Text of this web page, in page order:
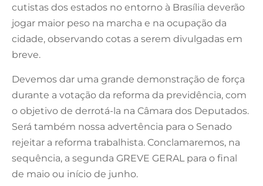
cutistas dos estados no entorno à Brasília deverão
jogar maior peso na marcha e na ocupação da
cidade, observando cotas a serem divulgadas em
breve.
Devemos dar uma grande demonstração de força
durante a votação da reforma da previdência, com
o objetivo de derrotá-la na Câmara dos Deputados.
Será também nossa advertência para o Senado
rejeitar a reforma trabalhista. Conclamaremos, na
sequência, a segunda GREVE GERAL para o final
de maio ou início de junho.